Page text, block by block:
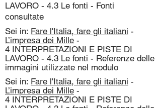
LAVORO - 4.3 Le fonti - Fonti
consultate
Sei in: Fare l'Italia, fare gli italiani -
L’impresa dei Mille -
4 INTERPRETAZIONI E PISTE DI
LAVORO - 4.3 Le fonti - Referenze delle
immagini utilizzate nel modulo
Sei in: Fare l'Italia, fare gli italiani -
L’impresa dei Mille -
4 INTERPRETAZIONI E PISTE DI